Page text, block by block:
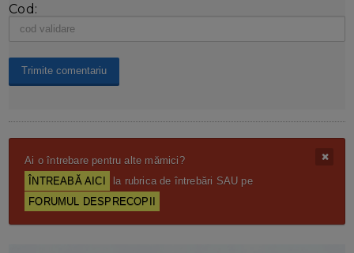
Cod:
Ai o întrebare pentru alte mămici?
ÎNTREABĂ AICI
la rubrica de întrebări SAU pe
FORUMUL DESPRECOPII